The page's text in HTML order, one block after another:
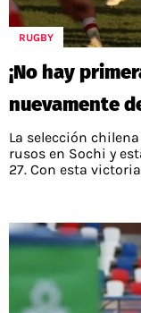
PUBLICIDAD / ADS
CONTACTO
ENTREVISTAS
Términos y
Ad Choices
RUGBY
¡No hay
nuevamente
La selección
rusos en Sochi y
27. Con esta